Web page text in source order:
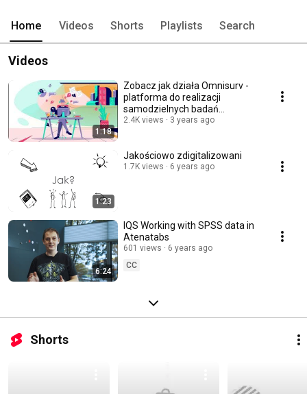
Home Videos Shorts Playlists Search
Videos
1:18
Zobacz jak działa Omnisurv -
platforma do realizacji
samodzielnych badań
ilościowych.
2.4K views 3 years ago
1:23
Jakościowo zdigitalizowani
1.7K views 6 years ago
6:24
IQS Working with SPSS data in
Atenatabs
601 views
6 years ago
CC
Shorts